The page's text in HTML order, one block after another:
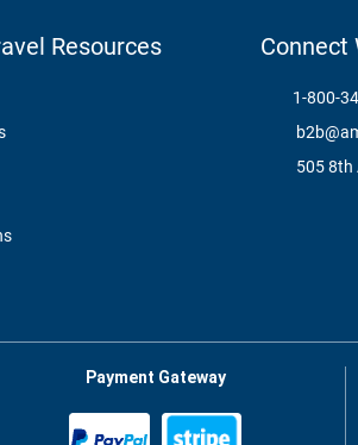
Resources Connect
1-800-
505 8th
Payment Gateway